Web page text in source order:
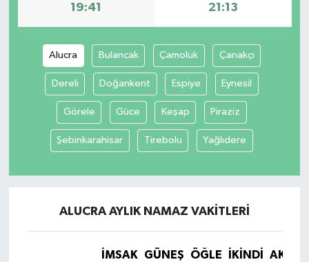
19:41 21:13
Alucra Bulancak Çamoluk Çanakçı
Dereli Doğankent Espiye Eynesil
Görele Güce Keşap Piraziz
Şebinkarahisar Tirebolu Yağlıdere
ALUCRA AYLIK NAMAZ VAKITLERI
İMSAK GÜNEŞ ÖĞLE İKINDI